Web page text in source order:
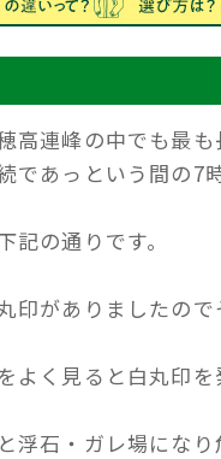
高連峰の中でも最
であっという間の7
の通りです。
印がありましたの
く見ると白丸印を
浮石・ガレ場になり